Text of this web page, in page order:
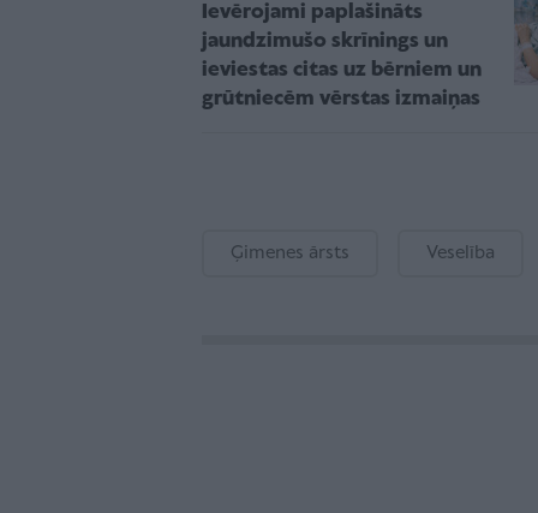
Ievērojami paplašināts
jaundzimušo skrīnings un
ieviestas citas uz bērniem un
grūtniecēm vērstas izmaiņas
Ģimenes ārsts Veselība